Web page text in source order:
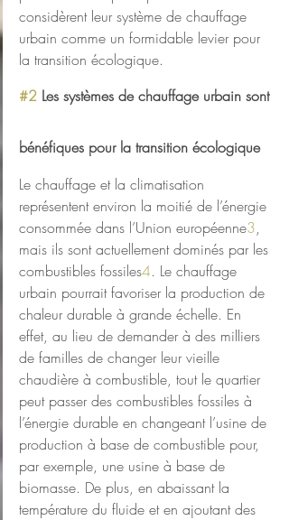
considèrent leur système de chauffage
urbain comme un formidable levier pour
la transition écologique.
#2 Les systèmes de chauffage urbain sont
bénéfiques pour la transition écologique
Le chauffage et la climatisation
représentent environ la moitié de l’énergie
consommée dans l’Union européenne3,
mais ils sont actuellement dominés par les
combustibles fossiles4. Le chauffage
urbain pourrait favoriser la production de
chaleur durable à grande échelle. En
effet, au lieu de demander à des milliers
de familles de changer leur vieille
chaudière à combustible, tout le quartier
peut passer des combustibles fossiles à
l’énergie durable en changeant l’usine de
production à base de combustible pour,
par exemple, une usine à base de
biomasse. De plus, en abaissant la
température du fluide et en ajoutant des